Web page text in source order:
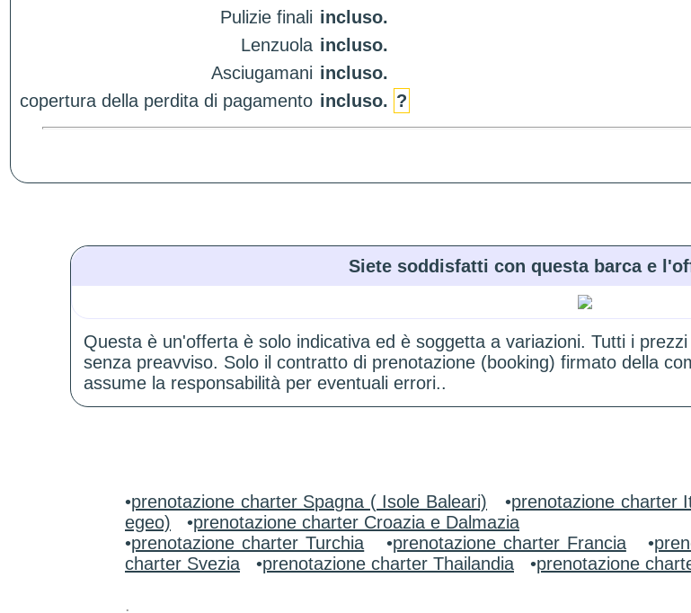
Pulizie finali incluso.
Lenzuola incluso.
Asciugamani incluso.
copertura della perdita di pagamento incluso. ?
Siete soddisfatti con questa barca e
Questa è un'offerta è solo indicativa ed è soggetta a variazioni. Tutti i
senza preavviso. Solo il contratto di prenotazione (booking) firmato della
assume la responsabilità per eventuali errori..
•prenotazione charter Spagna ( Isole Baleari) •prenotazione charter
egeo) •prenotazione charter Croazia e Dalmazia
•prenotazione charter Turchia •prenotazione charter Francia•
charter Svezia •prenotazione charter Thailandia •prenotazione
.